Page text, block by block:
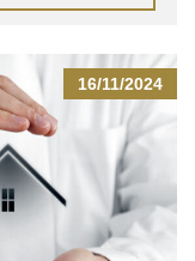
16/11/2024